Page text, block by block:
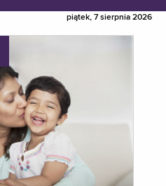
piątek, 7 sierpnia 2026